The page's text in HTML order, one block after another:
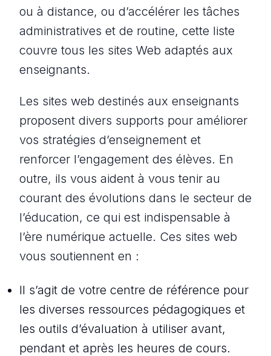
ou à distance, ou d’accélérer les tâches
administratives et de routine, cette liste
couvre tous les sites Web adaptés aux
enseignants.
Les sites web destinés aux enseignants
proposent divers supports pour améliorer
vos stratégies d’enseignement et
renforcer l’engagement des élèves. En
outre, ils vous aident à vous tenir au
courant des évolutions dans le secteur de
l’éducation, ce qui est indispensable à
l’ère numérique actuelle. Ces sites web
vous soutiennent en :
Il s’agit de votre centre de référence pour
les diverses ressources pédagogiques et
les outils d’évaluation à utiliser avant,
pendant et après les heures de cours.